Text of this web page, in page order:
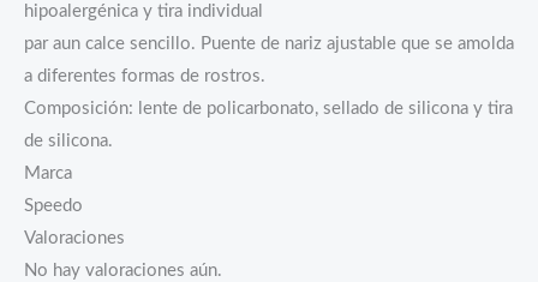
hipoalergénica y tira individual
par aun calce sencillo. Puente de nariz ajustable que se amolda
a diferentes formas de rostros.
Composición: lente de policarbonato, sellado de silicona y tira
de silicona.
Marca
Speedo
Valoraciones
No hay valoraciones aún.